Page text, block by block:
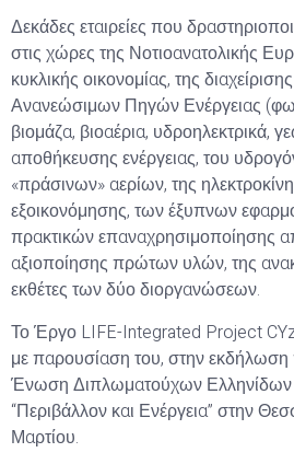
Δεκάδες εταιρείες που
στις χώρες της Νοτιοανατολικής
κυκλικής οικονομίας, της
Ανανεώσιμων Πηγών Ενέργειας
βιομάζα, βιοαέρια, υδροηλεκτρικά,
αποθήκευσης ενέργειας, του
«πράσινων» αερίων, της
εξοικονόμησης, των έξυπνων
πρακτικών επαναχρησιμοποίησης
αξιοποίησης πρώτων υλών, της
εκθέτες των δύο διοργανώσεων.
Το Έργο LIFE-Integrated Project
με παρουσίαση του, στην
Ένωση Διπλωματούχων
“Περιβάλλον και Ενέργεια” στην
Μαρτίου.